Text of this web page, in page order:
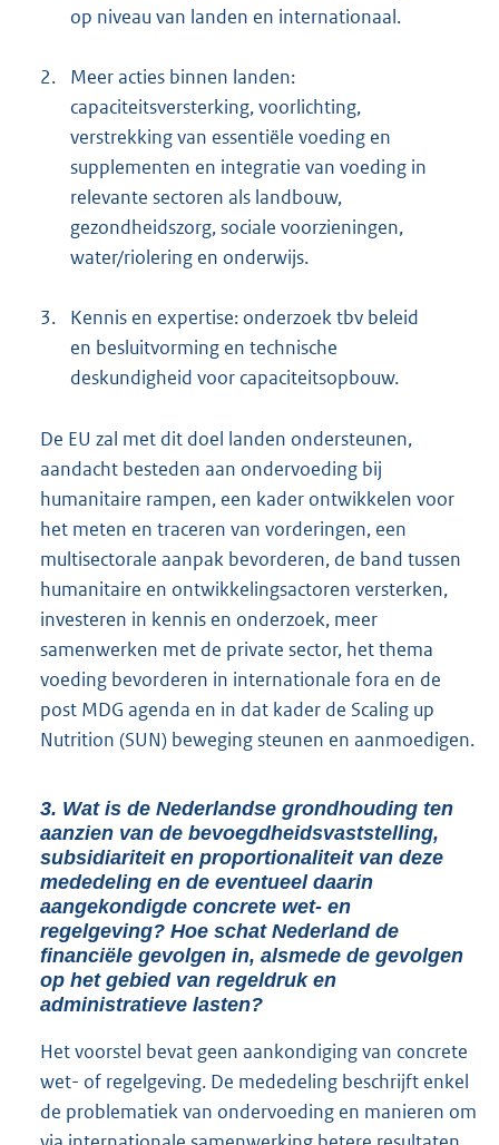
op niveau van landen en internationaal.
2.
Meer acties binnen landen:
capaciteitsversterking, voorlichting,
verstrekking van essentiële voeding en
supplementen en integratie van voeding in
relevante sectoren als landbouw,
gezondheidszorg, sociale voorzieningen,
water/riolering en onderwijs.
3.
Kennis en expertise: onderzoek tbv beleid
en besluitvorming en technische
deskundigheid voor capaciteitsopbouw.
De EU zal met dit doel landen ondersteunen,
aandacht besteden aan ondervoeding bij
humanitaire rampen, een kader ontwikkelen voor
het meten en traceren van vorderingen, een
multisectorale aanpak bevorderen, de band tussen
humanitaire en ontwikkelingsactoren versterken,
investeren in kennis en onderzoek, meer
samenwerken met de private sector, het thema
voeding bevorderen in internationale fora en de
post MDG agenda en in dat kader de Scaling up
Nutrition (SUN) beweging steunen en aanmoedigen.
3. Wat is de Nederlandse grondhouding ten
aanzien van de bevoegdheidsvaststelling,
subsidiariteit en proportionaliteit van deze
mededeling en de eventueel daarin
aangekondigde concrete wet- en
regelgeving? Hoe schat Nederland de
financiële gevolgen in, alsmede de gevolgen
op het gebied van regeldruk en
administratieve lasten?
Het voorstel bevat geen aankondiging van concrete
wet- of regelgeving. De mededeling beschrijft enkel
de problematiek van ondervoeding en manieren om